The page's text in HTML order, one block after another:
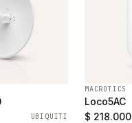
UBIQUITI
MACROTICS
Loco5AC
$ 218.000